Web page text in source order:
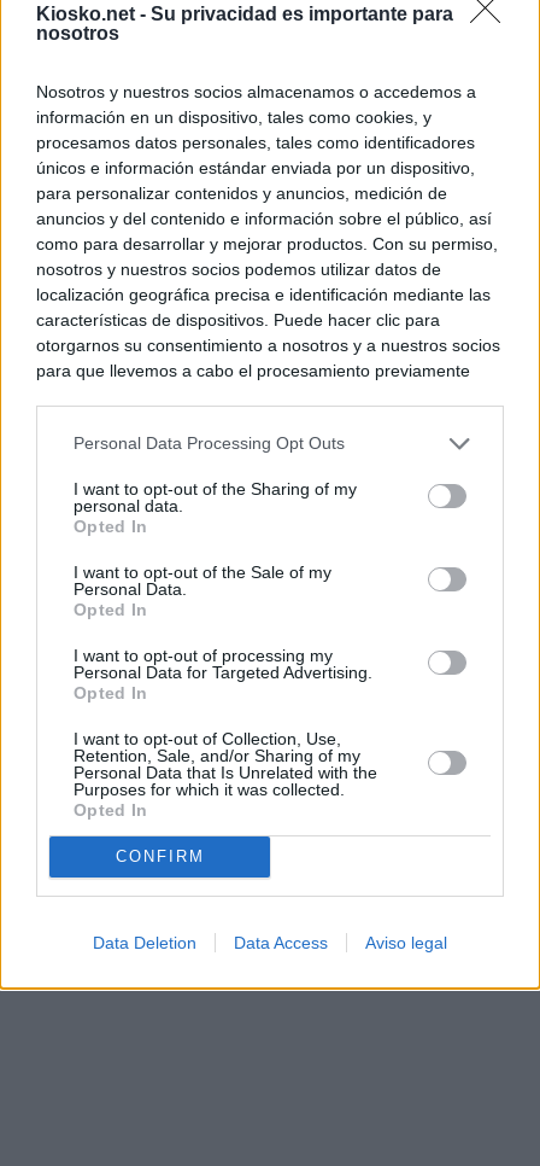
Kiosko.net - Su privacidad es importante para
nosotros
Nosotros y nuestros socios almacenamos o accedemos a
información en un dispositivo, tales como cookies, y
procesamos datos personales, tales como identificadores
únicos e información estándar enviada por un dispositivo,
para personalizar contenidos y anuncios, medición de
anuncios y del contenido e información sobre el público, así
como para desarrollar y mejorar productos. Con su permiso,
nosotros y nuestros socios podemos utilizar datos de
localización geográfica precisa e identificación mediante las
características de dispositivos. Puede hacer clic para
otorgarnos su consentimiento a nosotros y a nuestros socios
para que llevemos a cabo el procesamiento previamente
negar su consentimiento. Tenga en cuenta que algún
de su consentimiento, pero usted tiene el derecho de
rechazar tal procesamiento. Sus preferencias se aplicarán
cualquier momento entrando de nuevo en este sitio web o
visitando nuestra política de privacidad.
Personal Data Processing Opt Outs
I want to opt-out of the Sharing of my
personal data.
Opted In
I want to opt-out of the Sale of my
Personal Data.
Opted In
I want to opt-out of processing my
Personal Data for Targeted Advertising.
Opted In
I want to opt-out of Collection, Use,
Retention, Sale, and/or Sharing of my
Personal Data that Is Unrelated with the
Purposes for which it was collected.
Opted In
CONFIRM
Data Deletion Data Access Aviso legal